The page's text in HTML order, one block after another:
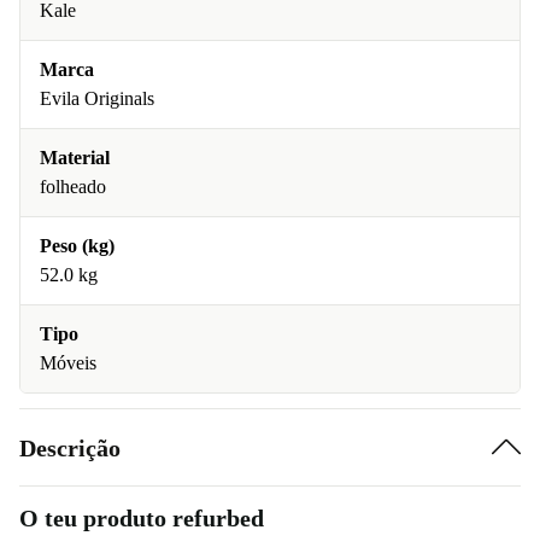
Kale
Marca
Evila Originals
Material
folheado
Peso (kg)
52.0 kg
Tipo
Móveis
Descrição
O teu produto refurbed